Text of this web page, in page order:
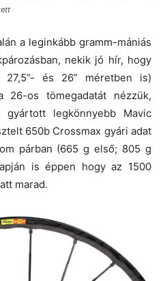
a leginkább gramm-mániás
nekik jó hír, hogy
és 26” méretben is)
26-os tömegadatát nézzük,
gyártott legkönnyebb Mavic
650b Crossmax gyári adat
párban (665 g első; 805 g
is éppen hogy az 1500
marad.